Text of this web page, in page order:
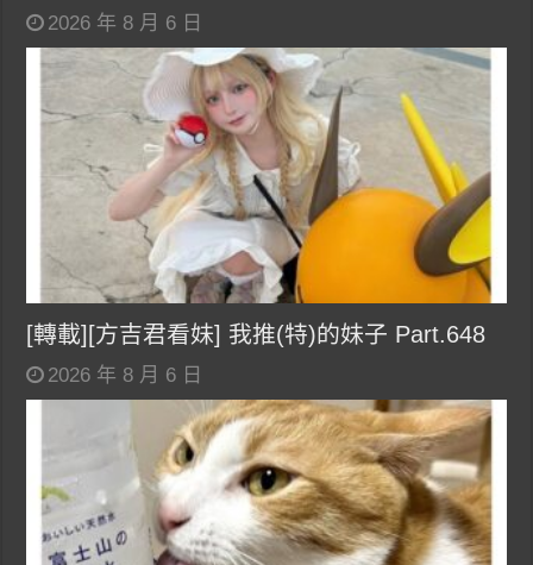
2026 年 8 月 6 日
[轉載][方吉君看妹] 我推(特)的妹子 Part.648
2026 年 8 月 6 日